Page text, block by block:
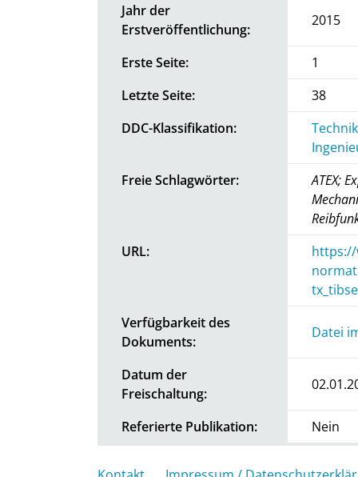
Jahr der
Erstveröffentlichung:
2015
Erste Seite:
1
Letzte Seite:
38
DDC-Klassifikation:
Freie Schlagwörter:
ATEX;
URL:
https://
Verfügbarkeit des
Dokuments:
Datei
Datum der
Freischaltung:
Referierte Publikation: Nein